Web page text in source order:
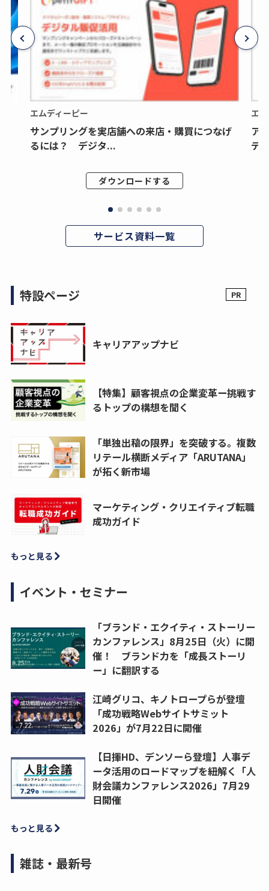
エムディーピー
サンプリングを実店舗への来店・購買につなげ
るには？ デジタ...
ダウンロードする
エ
ア
デ
サービス資料一覧
特設ページ
キャリアアップナビ
【特集】顧客視点の企業変革ー挑戦す
るトップの構想を聞く
「単独出稿の限界」を突破する。複数
リテール横断メディア「ARUTANA」
が拓く新市場
マーケティング・クリエイティブ転職
成功ガイド
もっと見る
イベント・セミナー
「ブランド・エクイティ・ストーリー
カンファレンス」8月25日（火）に開
催！ ブランド力を「成長ストーリ
ー」に翻訳する
江崎グリコ、キノトロープらが登壇
「成功戦略Webサイトサミット
2026」が7月22日に開催
【日揮HD、デンソーら登壇】人事デ
ータ活用のロードマップを紐解く「人
財会議カンファレンス2026」7月29
日開催
もっと見る
雑誌・最新号